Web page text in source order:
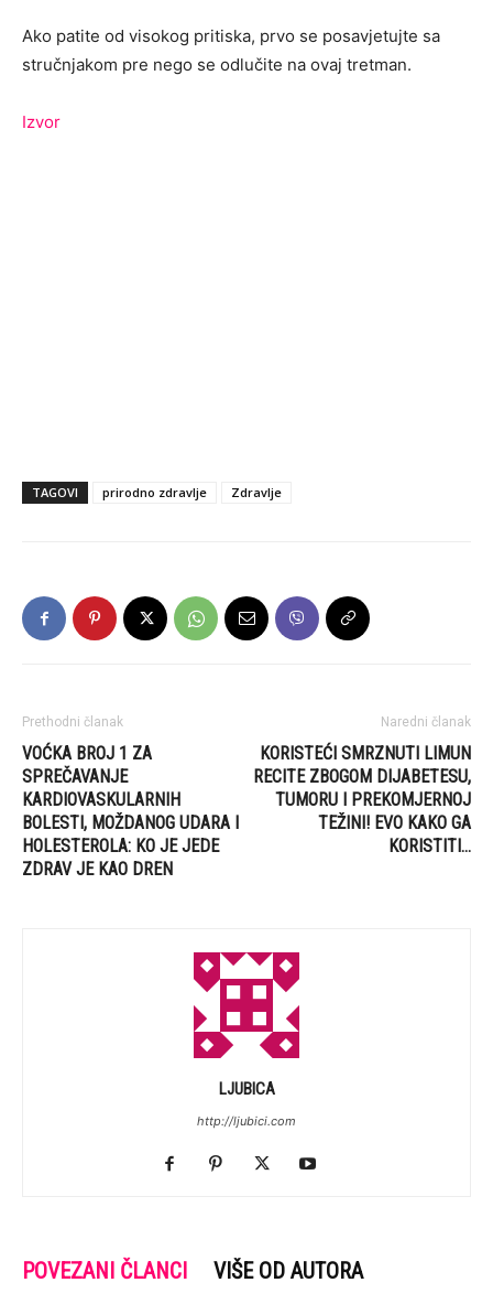
Ako patite od visokog pritiska, prvo se posavjetujte sa
stručnjakom pre nego se odlučite na ovaj tretman.
Izvor
TAGOVI prirodno zdravlje Zdravlje
Prethodni članak
VOĆKA BROJ 1 ZA
SPREČAVANJE
KARDIOVASKULARNIH
BOLESTI, MOŽDANOG UDARA I
HOLESTEROLA: KO JE JEDE
ZDRAV JE KAO DREN
Naredni članak
KORISTEĆI SMRZNUTI LIMUN
RECITE ZBOGOM DIJABETESU,
TUMORU I PREKOMJERNOJ
TEŽINI! EVO KAKO GA
KORISTITI…
LJUBICA
http://ljubici.com
POVEZANI ČLANCI VIŠE OD AUTORA